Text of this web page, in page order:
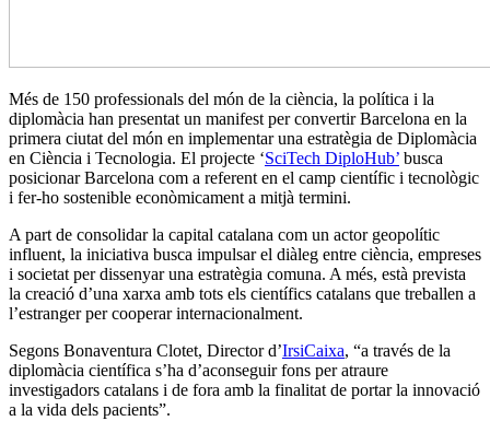
Més de 150 professionals del món de la ciència, la política i la
diplomàcia han presentat un manifest per convertir Barcelona en la
primera ciutat del món en implementar una estratègia de Diplomàcia
en Ciència i Tecnologia. El projecte ‘SciTech DiploHub’ busca
posicionar Barcelona com a referent en el camp científic i tecnològic
i fer-ho sostenible econòmicament a mitjà termini.
A part de consolidar la capital catalana com un actor geopolític
influent, la iniciativa busca impulsar el diàleg entre ciència, empreses
i societat per dissenyar una estratègia comuna. A més, està prevista
la creació d’una xarxa amb tots els científics catalans que treballen a
l’estranger per cooperar internacionalment.
Segons Bonaventura Clotet, Director d’IrsiCaixa, “a través de la
diplomàcia científica s’ha d’aconseguir fons per atraure
investigadors catalans i de fora amb la finalitat de portar la innovació
a la vida dels pacients”.